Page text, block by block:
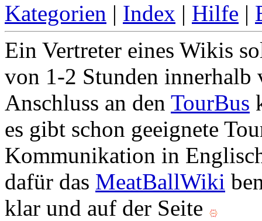
Kategorien | Index | Hilfe |
Ein Vertreter eines Wikis
von 1-2 Stunden innerhalb
Anschluss an den TourBus
es gibt schon geeignete
Kommunikation in
dafür das MeatBallWiki
klar und auf der Seite